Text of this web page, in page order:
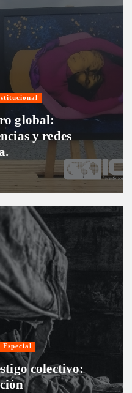
global:
y redes
Especial
colectivo: